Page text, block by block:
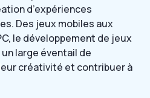
d’expériences
Des jeux mobiles aux
le développement de jeux
large éventail de
créativité et contribuer à